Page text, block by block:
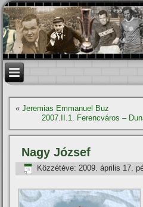
«Jeremias Emmanuel Buz
2007.II.1. Ferencváros –
Nagy József
Közzétéve: 2009. április 17.